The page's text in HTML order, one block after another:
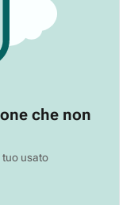
che non
tuo usato